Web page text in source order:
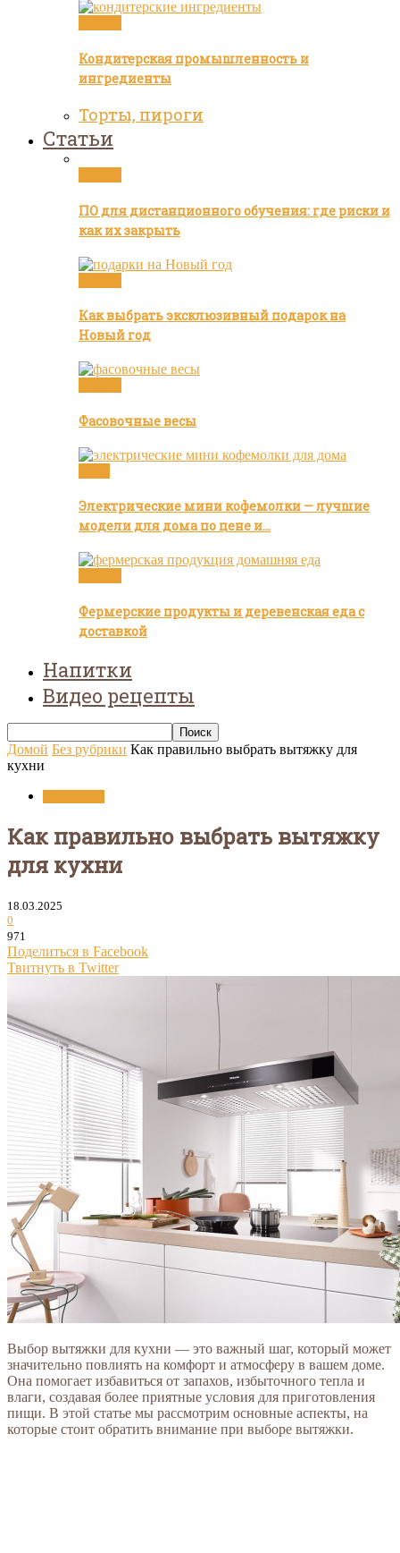
Кондитерская промышленность и
ингредиенты
Торты, пироги
Статьи
ПО для дистанционного обучения: где риски и
как их закрыть
Как выбрать эксклюзивный подарок на
Новый год
Фасовочные весы
Электрические мини кофемолки — лучшие
модели для дома по цене и…
Фермерские продукты и деревенская еда с
доставкой
Напитки
Видео рецепты
Домой Без рубрики Как правильно выбрать вытяжку для
кухни
Как правильно выбрать вытяжку
для кухни
18.03.2025
0
971
Поделиться в Facebook
Твитнуть в Twitter
Выбор вытяжки для кухни — это важный шаг, который может
значительно повлиять на комфорт и атмосферу в вашем доме.
Она помогает избавиться от запахов, избыточного тепла и
влаги, создавая более приятные условия для приготовления
пищи. В этой статье мы рассмотрим основные аспекты, на
которые стоит обратить внимание при выборе вытяжки.